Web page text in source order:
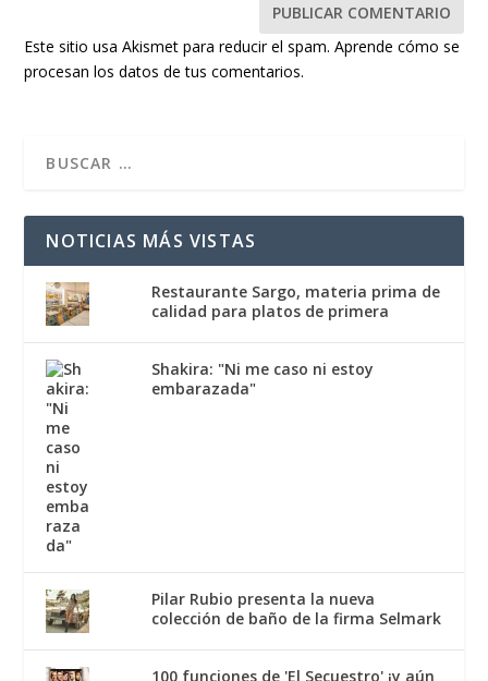
Este sitio usa Akismet para reducir el spam.Aprende cómo se
procesan los datos de tus comentarios.
NOTICIAS MÁS VISTAS
Restaurante Sargo, materia prima de
calidad para platos de primera
Shakira: "Ni me caso ni estoy
embarazada"
Pilar Rubio presenta la nueva
colección de baño de la firma Selmark
100 funciones de 'El Secuestro' ¡y aún